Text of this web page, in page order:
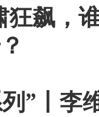
飙，
”丨李